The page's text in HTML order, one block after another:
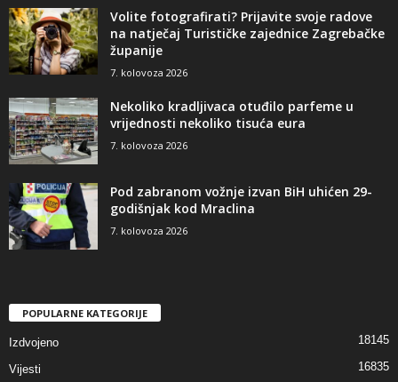
Volite fotografirati? Prijavite svoje radove
na natječaj Turističke zajednice Zagrebačke
županije
7. kolovoza 2026
Nekoliko kradljivaca otuđilo parfeme u
vrijednosti nekoliko tisuća eura
7. kolovoza 2026
Pod zabranom vožnje izvan BiH uhićen 29-
godišnjak kod Mraclina
7. kolovoza 2026
POPULARNE KATEGORIJE
Izdvojeno 18145
Vijesti 16835